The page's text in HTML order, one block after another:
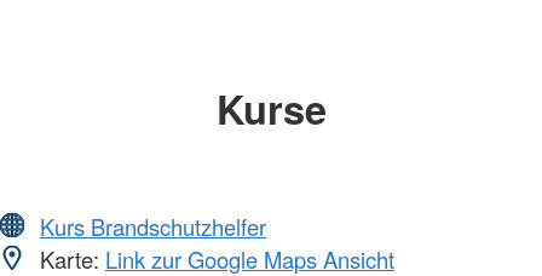
Kurse
Kurs Brandschutzhelfer
Karte: Link zur Google Maps Ansicht